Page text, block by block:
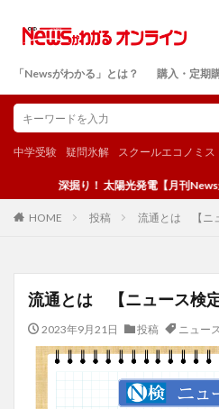
「Newsがわかる」とは？ 購入・定期
中学受験 疑問氷解 スクールエコノミ
深掘り！ 太陽光発電【月刊Newsがわか
HOME 投稿 流通とは 【ニ
流通とは 【ニュース検定
2023年9月21日 投稿 ニュー
検索